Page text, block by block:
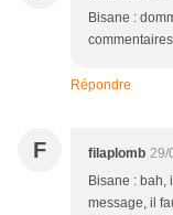
Bisane :
Répondre
F filaplomb 29/
Bisane : bah,
message, il